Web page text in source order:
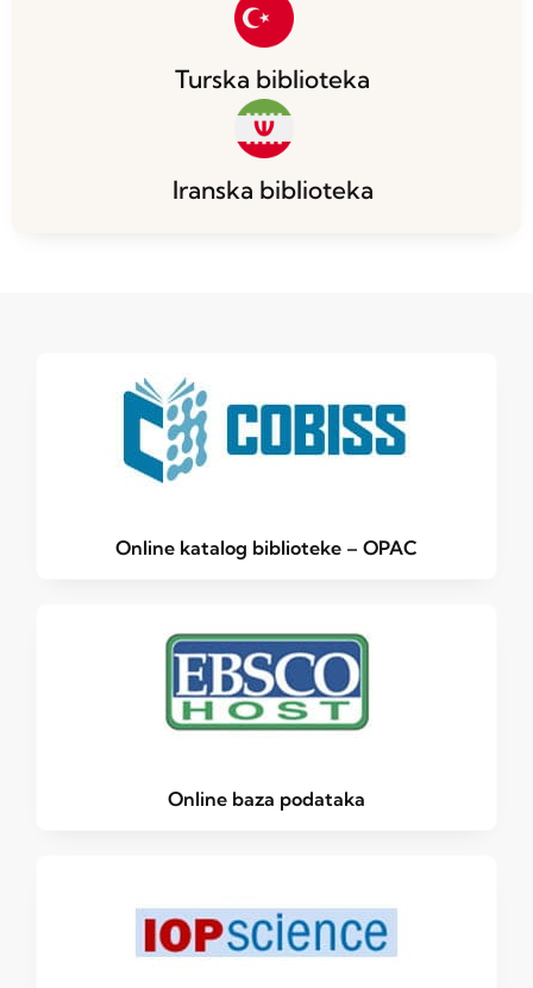
Turska biblioteka
Iranska biblioteka
Online katalog biblioteke – OPAC
Online baza podataka